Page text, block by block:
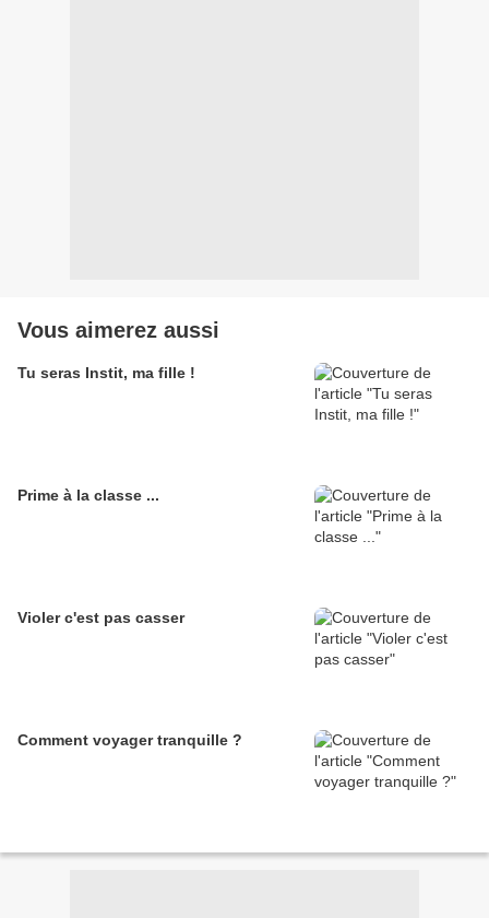
Vous aimerez aussi
Tu seras Instit, ma fille !
Prime à la classe ...
Violer c'est pas casser
Comment voyager tranquille ?